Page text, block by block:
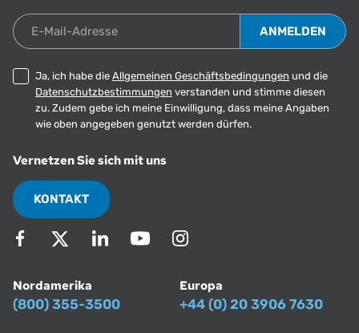
E-Mail-Adresse
Ja, ich habe die Allgemeinen Geschäftsbedingungen und die
Datenschutzbestimmungen verstanden und stimme diesen
zu. Zudem gebe ich meine Einwilligung, dass meine Angaben
wie oben angegeben genutzt werden dürfen.
Vernetzen Sie sich mit uns
KONTAKT
Nordamerika
(800) 355-3500
Europa
+44 (0) 20 3906 7630